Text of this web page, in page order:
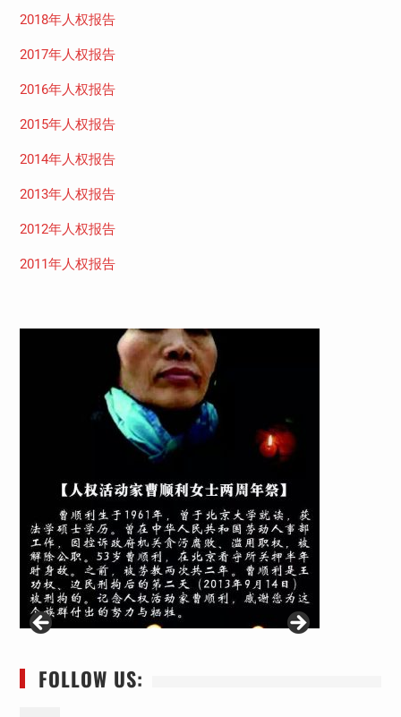
2018年人权报告
2017年人权报告
2016年人权报告
2015年人权报告
2014年人权报告
2013年人权报告
2012年人权报告
2011年人权报告
FOLLOW US: